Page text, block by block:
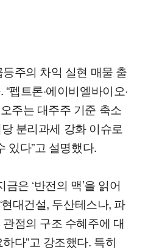
주의 차익 실현 매물 출
펩트론·에이비엘바이오·
주는 대주주 기준 축소
분리과세 강화 이슈로
있다”고 설명했다.
은 ‘반전의 맥’을 읽어
대건설, 두산테스나, 파
점의 구조 수혜주에 대
다”고 강조했다. 특히